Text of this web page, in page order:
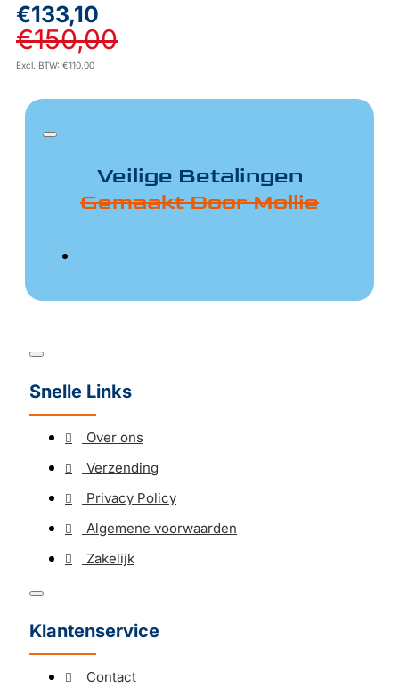
€133,10
€150,00
Excl. BTW: €110,00
Veilige Betalingen
Gemaakt Door Mollie
Snelle Links
Over ons
Verzending
Privacy Policy
Algemene voorwaarden
Zakelijk
Klantenservice
Contact